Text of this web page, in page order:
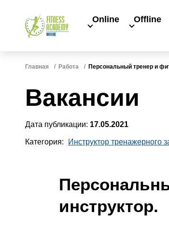
Online Offline
Главная Работа Персональный тренер и
Вакансии
Дата публикации: 17.05.2021
Категория: Инструктор тренажерного
инструктор.